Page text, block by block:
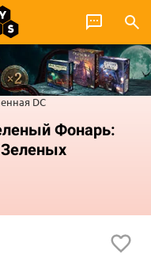
DC
Фонарь:
Зеленых